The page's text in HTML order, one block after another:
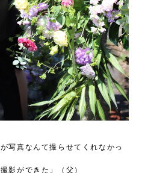
写真なんて撮らせてくれなかっ
影ができた」（父）